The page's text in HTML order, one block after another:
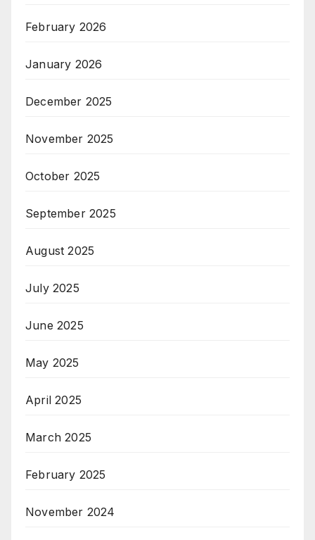
February 2026
January 2026
December 2025
November 2025
October 2025
September 2025
August 2025
July 2025
June 2025
May 2025
April 2025
March 2025
February 2025
November 2024